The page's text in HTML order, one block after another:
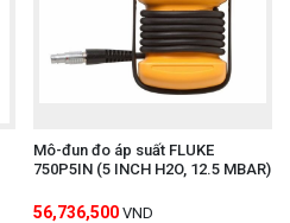
Mô-đun đo áp suất FLUKE
750P5IN (5 INCH H2O, 12.5 MBAR)
56,736,500 VND